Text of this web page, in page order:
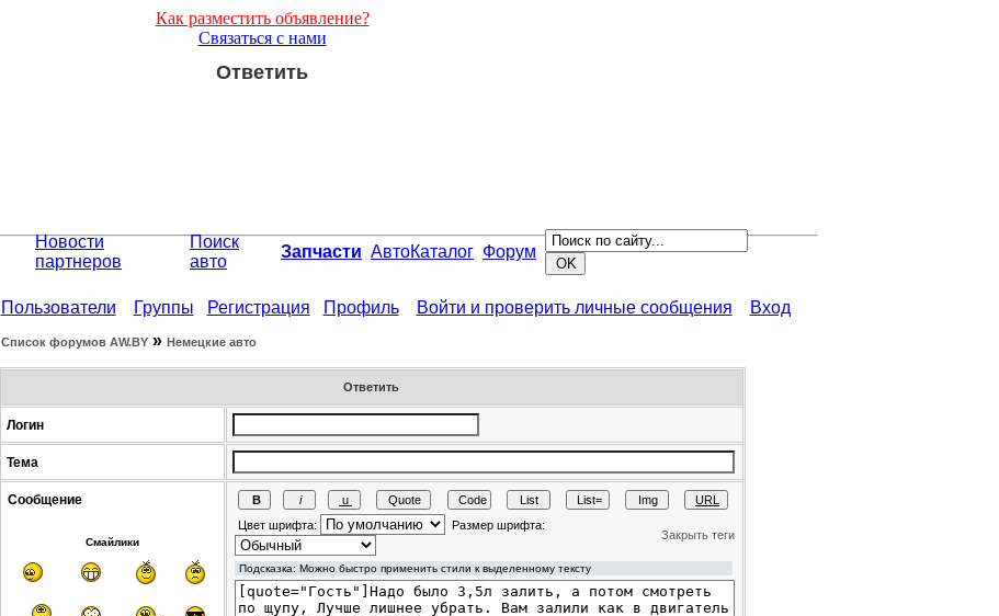
Как разместить объявление?
Связаться с нами
Ответить
Новости
партнеров
Поиск
авто
Запчасти АвтоКаталог Форум
Пользователи Группы Регистрация Профиль Войти и проверить личные сообщения Вход
Список форумов АW.BY» Немецкие авто
Ответить
Логин
Тема
Сообщение
Смайлики
Цвет шрифта: Размер шрифта:
Закрыть теги